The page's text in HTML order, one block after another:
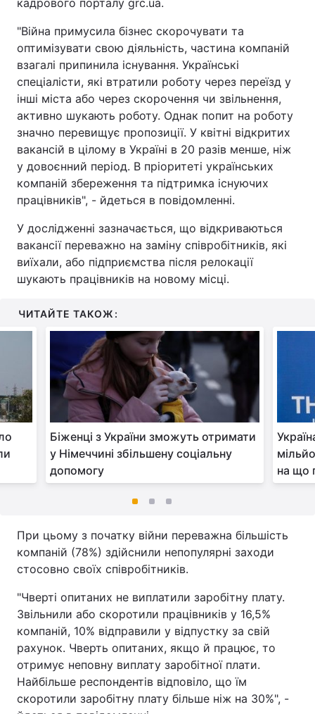
кадрового порталу grc.ua.
"Війна примусила бізнес скорочувати та
оптимізувати свою діяльність, частина компаній
взагалі припинила існування. Українські
спеціалісти, які втратили роботу через переїзд у
інші міста або через скорочення чи звільнення,
активно шукають роботу. Однак попит на роботу
значно перевищує пропозиції. У квітні відкритих
вакансій в цілому в Україні в 20 разів менше, ніж
у довоєнний період. В пріоритеті українських
компаній збереження та підтримка існуючих
працівників", - йдеться в повідомленні.
У дослідженні зазначається, що відкриваються
вакансії переважно на заміну співробітників, які
виїхали, або підприємства після релокації
шукають працівників на новому місці.
ЧИТАЙТЕ ТАКОЖ:
Біженці з України зможуть отримати
у Німеччині збільшену соціальну
допомогу
на що
При цьому з початку війни переважна більшість
компаній (78%) здійснили непопулярні заходи
стосовно своїх співробітників.
"Чверті опитаних не виплатили заробітну плату.
Звільнили або скоротили працівників у 16,5%
компаній, 10% відправили у відпустку за свій
рахунок. Чверть опитаних, якщо й працює, то
отримує неповну виплату заробітної плати.
Найбільше респондентів відповіло, що їм
скоротили заробітну плату більше ніж на 30%", -